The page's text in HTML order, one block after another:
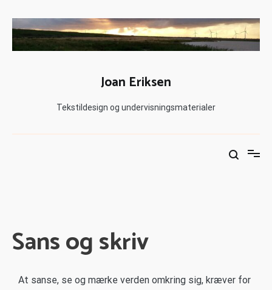
Joan Eriksen
Tekstildesign og undervisningsmaterialer
Sans og skriv
At sanse, se og mærke verden omkring sig, kræver for